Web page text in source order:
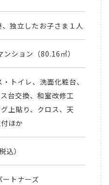
独立したお子さま１人
ション（80.16㎡）
トイレ、洗面化粧台、
台交換、和室改修工
上貼り、クロス、天
ほか
込）
ートナーズ